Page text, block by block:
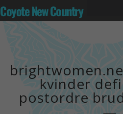
Coyote New Country
kvinder
postordre